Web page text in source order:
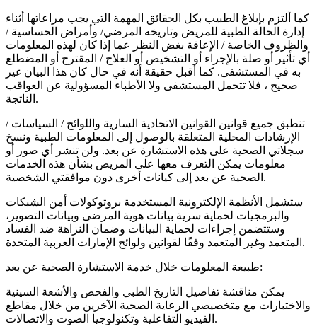
كما ألتزم بإبلاغ الطبيب بكل الحقائق المهمة التي يجب مراعاتها أثناء
إدارة الحالة الطبية للمريض وتاريخه المرضي/ وأمراض الحساسية /
والظروف الخاصة / الإعاقة بغض النظر عما إذا كان لهذه المعلومات
أي تأثير أو صلة بالإجراء أو التشخيص أو العلاج / المقترح أو المضطلع
به في المستشفى. كما أقبل حقيقة أنه في حال كان هذا البيان غير
صحيح ، فلا تتحمل المستشفى ولا الأطباء المسؤولية عن العواقب
الناتجة.
تنطبق جميع قوانين القوانين الاتحادية السارية واللوائح / السياسات /
الإرشادات المحلية المتعلقة بالوصول إلى المعلومات الطبية ونسخ
سجلاتي الصحية على هذه الاستشارة عن بعد. ولن تنشر أي صور أو
معلومات يمكن التعرف معها على المريض بشأن هذه الخدمات
الصحية عن بعد إلى كيانات أخرى دون موافقتي الشخصية.
ستشمل الأنظمة الإلكترونية المستخدمة بروتوكولات أمن الشبكات
والبرمجيات لحماية سرية بيانات هوية المرضى وبيانات التصوير،
وستتضمن إجراءات لحماية البيانات وضمان النزاهة ضد الفساد
المتعمد وغير المتعمد وفقًا لقوانين ولوائح الإمارات العربية المتحدة.
طبيعة المعلومات خلال خدمة الاستشارة الصحية عن بعد:
يمكن مناقشة تفاصيل التاريخ الطبي والفحص والأشعة السينية
والاختبارات مع متخصيصي الرعاية الصحية الآخرين من خلال مقاطع
الفيديو التفاعلية وتكنولوجيا الصوت والاتصالات.